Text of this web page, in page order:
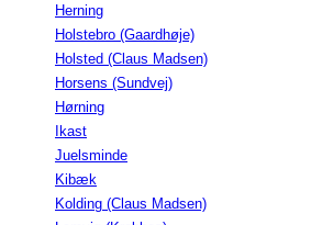
Herning
Holstebro (Gaardhøje)
Holsted (Claus Madsen)
Horsens (Sundvej)
Hørning
Ikast
Juelsminde
Kibæk
Kolding (Claus Madsen)